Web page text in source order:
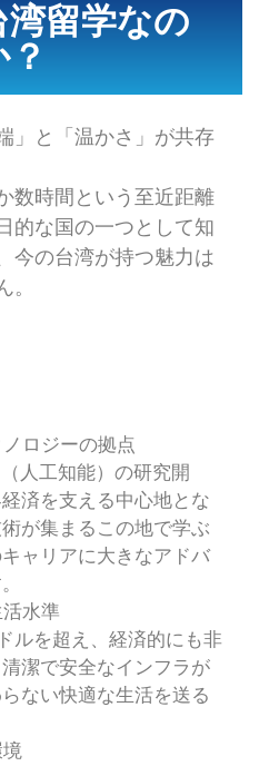
留学なの
」と「温かさ」が共存
数時間という至近距離
的な国の一つとして知
今の台湾が持つ魅力は
。
ロジーの拠点
人工知能）の研究開
済を支える中心地とな
が集まるこの地で学ぶ
ャリアに大きなアドバ
水準
ルを超え、経済的にも非
潔で安全なインフラが
ない快適な生活を送る